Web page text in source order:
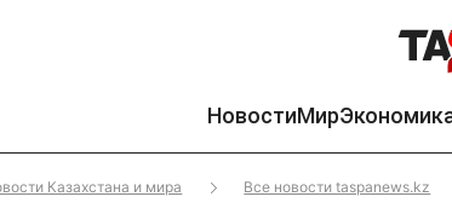
НовостиМир
Казахстана и мира Все новости taspanews.kz